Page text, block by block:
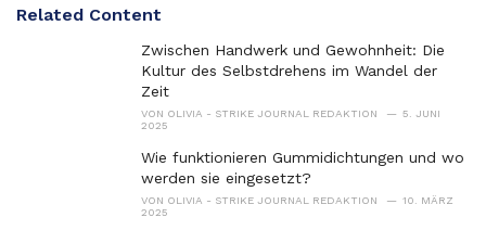
o
r:Related Content
Zwischen Handwerk und Gewohnheit: Die
Kultur des Selbstdrehens im Wandel der
Zeit
VON OLIVIA - STRIKE JOURNAL REDAKTION
5. JUNI
2025
Wie funktionieren Gummidichtungen und wo
werden sie eingesetzt?
VON OLIVIA - STRIKE JOURNAL REDAKTION
10. MÄRZ
2025